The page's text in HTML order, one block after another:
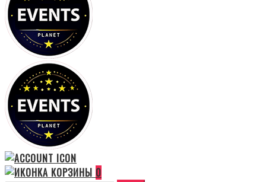
0